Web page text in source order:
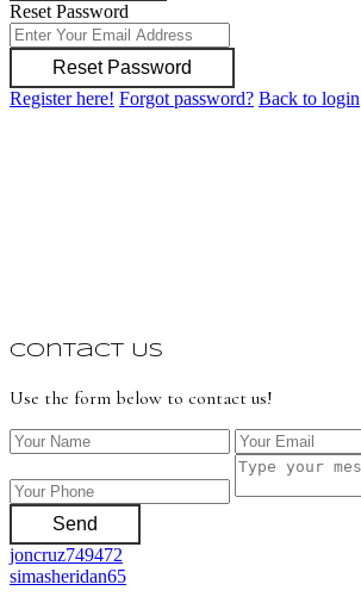
Reset Password
Reset Password
Register here! Forgot password? Back to login
Contact Us
Use the form below to contact us!
Send
joncruz749472
simasheridan65